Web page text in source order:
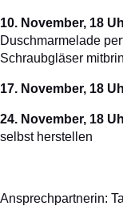
10. November, 18
Duschmarmelade
Schraubgläser
17. November, 18
24. November, 18
selbst herstellen
Ansprechpartnerin: